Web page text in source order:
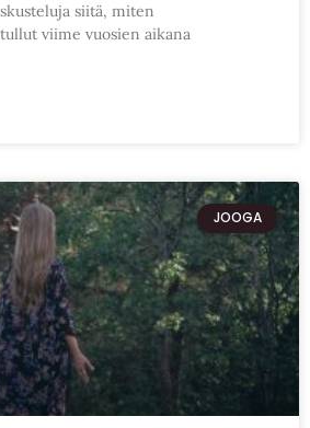
siitä, miten
viime vuosien aikana
JOOGA